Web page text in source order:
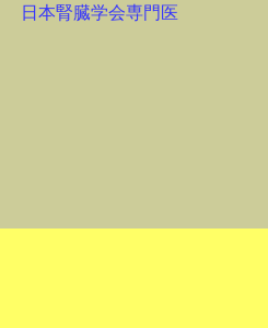
日本腎臓学会専門医